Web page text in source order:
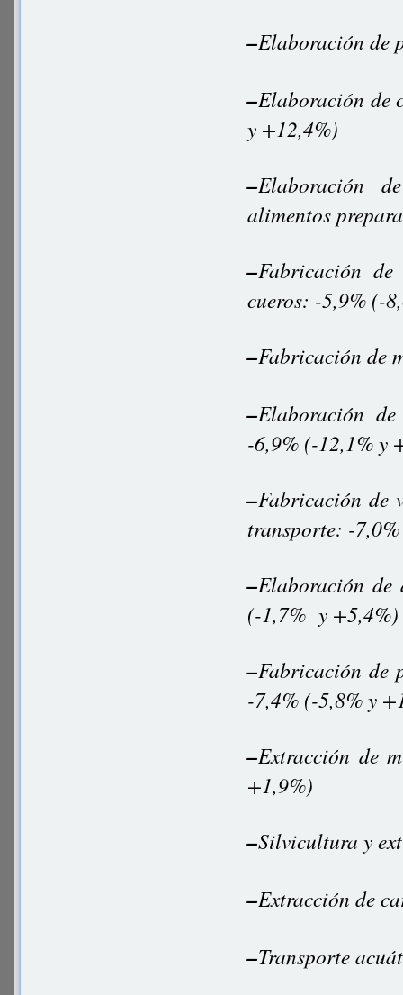
–Elaboración de
–Elaboración de
y +12,4%)
–Elaboración
alimentos
–Fabricación
cueros: -5,9% (-
–Fabricación de
–Elaboración
-6,9% (-12,1% y
–Fabricación de
transporte: -
–Elaboración de
(-1,7% y +5,4%)
–Fabricación de
-7,4% (-5,8% y
–Extracción de
+1,9%)
–Silvicultura y
–Extracción de
–Transporte